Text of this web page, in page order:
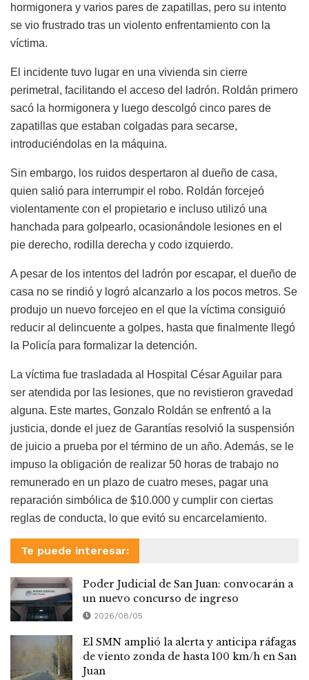
hormigonera y varios pares de zapatillas, pero su intento
se vio frustrado tras un violento enfrentamiento con la
víctima.
El incidente tuvo lugar en una vivienda sin cierre
perimetral, facilitando el acceso del ladrón. Roldán primero
sacó la hormigonera y luego descolgó cinco pares de
zapatillas que estaban colgadas para secarse,
introduciéndolas en la máquina.
Sin embargo, los ruidos despertaron al dueño de casa,
quien salió para interrumpir el robo. Roldán forcejeó
violentamente con el propietario e incluso utilizó una
hanchada para golpearlo, ocasionándole lesiones en el
pie derecho, rodilla derecha y codo izquierdo.
A pesar de los intentos del ladrón por escapar, el dueño de
casa no se rindió y logró alcanzarlo a los pocos metros. Se
produjo un nuevo forcejeo en el que la víctima consiguió
reducir al delincuente a golpes, hasta que finalmente llegó
la Policía para formalizar la detención.
La víctima fue trasladada al Hospital César Aguilar para
ser atendida por las lesiones, que no revistieron gravedad
alguna. Este martes, Gonzalo Roldán se enfrentó a la
justicia, donde el juez de Garantías resolvió la suspensión
de juicio a prueba por el término de un año. Además, se le
impuso la obligación de realizar 50 horas de trabajo no
remunerado en un plazo de cuatro meses, pagar una
reparación simbólica de $10.000 y cumplir con ciertas
reglas de conducta, lo que evitó su encarcelamiento.
Te puede interesar:
Poder Judicial de San Juan: convocarán a
un nuevo concurso de ingreso
2026/08/05
El SMN amplió la alerta y anticipa ráfagas
de viento zonda de hasta 100 km/h en San
Juan